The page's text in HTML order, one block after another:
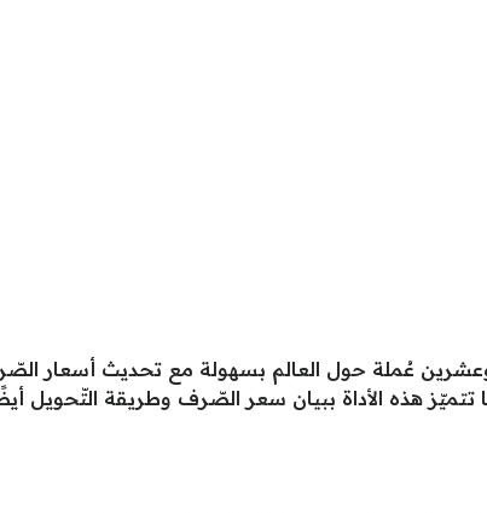
وعشرين عُملة حول العالم بسهولة مع تحديث أسعار
هذه الأداة ببيان سعر الصّرف وطريقة التّحويل